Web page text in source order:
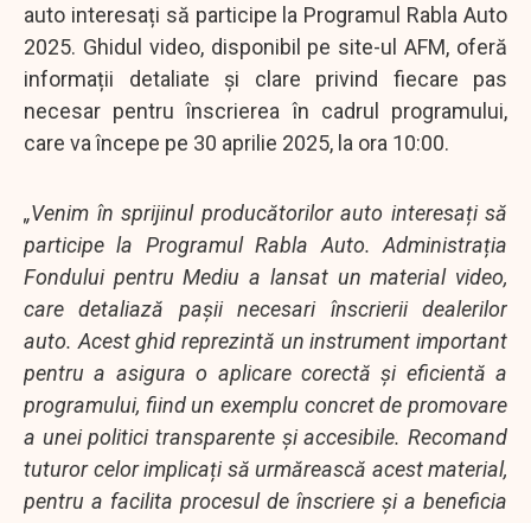
auto interesați să participe la Programul Rabla Auto
2025. Ghidul video, disponibil pe site-ul AFM, oferă
informații detaliate și clare privind fiecare pas
necesar pentru înscrierea în cadrul programului,
care va începe pe 30 aprilie 2025, la ora 10:00.
„Venim în sprijinul producătorilor auto interesați să
participe la Programul Rabla Auto. Administrația
Fondului pentru Mediu a lansat un material video,
care detaliază pașii necesari înscrierii dealerilor
auto. Acest ghid reprezintă un instrument important
pentru a asigura o aplicare corectă și eficientă a
programului, fiind un exemplu concret de promovare
a unei politici transparente și accesibile. Recomand
tuturor celor implicați să urmărească acest material,
pentru a facilita procesul de înscriere și a beneficia